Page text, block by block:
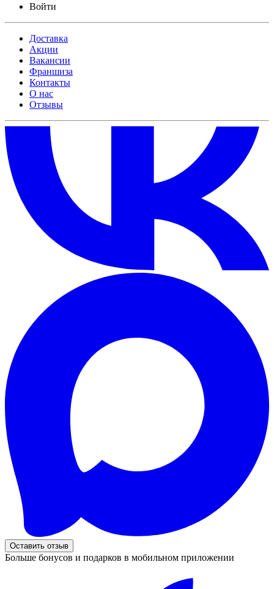
Войти
Доставка
Акции
Вакансии
Франшиза
Контакты
О нас
Отзывы
Оставить отзыв
Больше бонусов и подарков в мобильном приложении